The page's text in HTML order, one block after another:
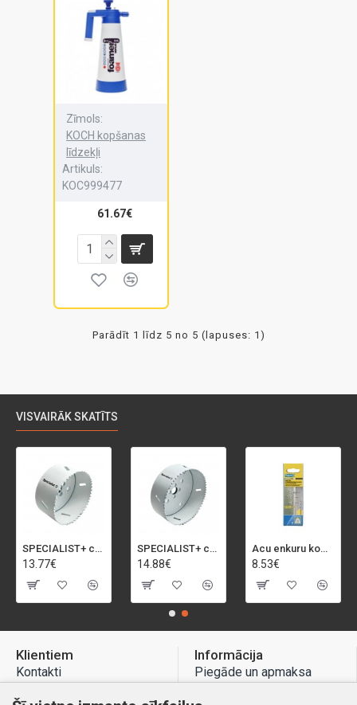
Zīmols:
KOCH kopšanas
līdzekļi
Artikuls:
KOC999477
61.67€
Parādīt 1 līdz 5 no 5 (lapuses: 1)
VISVAIRĀK SKATĪTS
SPECIALIST+ caurumu zāģis BI-METAL, 92 mm
13.77€
SPECIALIST+ caurumu zāģis BI-METAL, 98 mm
14.88€
Acu enkuru komplekts, 3-13 mm, Rapid, 12 gab.
8.53€
Klientiem
Kontakti
Preču atgriešana
Informācija
Piegāde un apmaksa
Atteikuma tiesības